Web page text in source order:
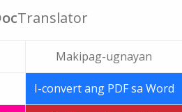
Translator
Makipag-ugnayan
I-convert ang PDF sa Word